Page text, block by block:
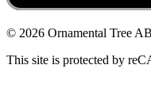
© 2026 Ornamental Tree AB
This site is protected by